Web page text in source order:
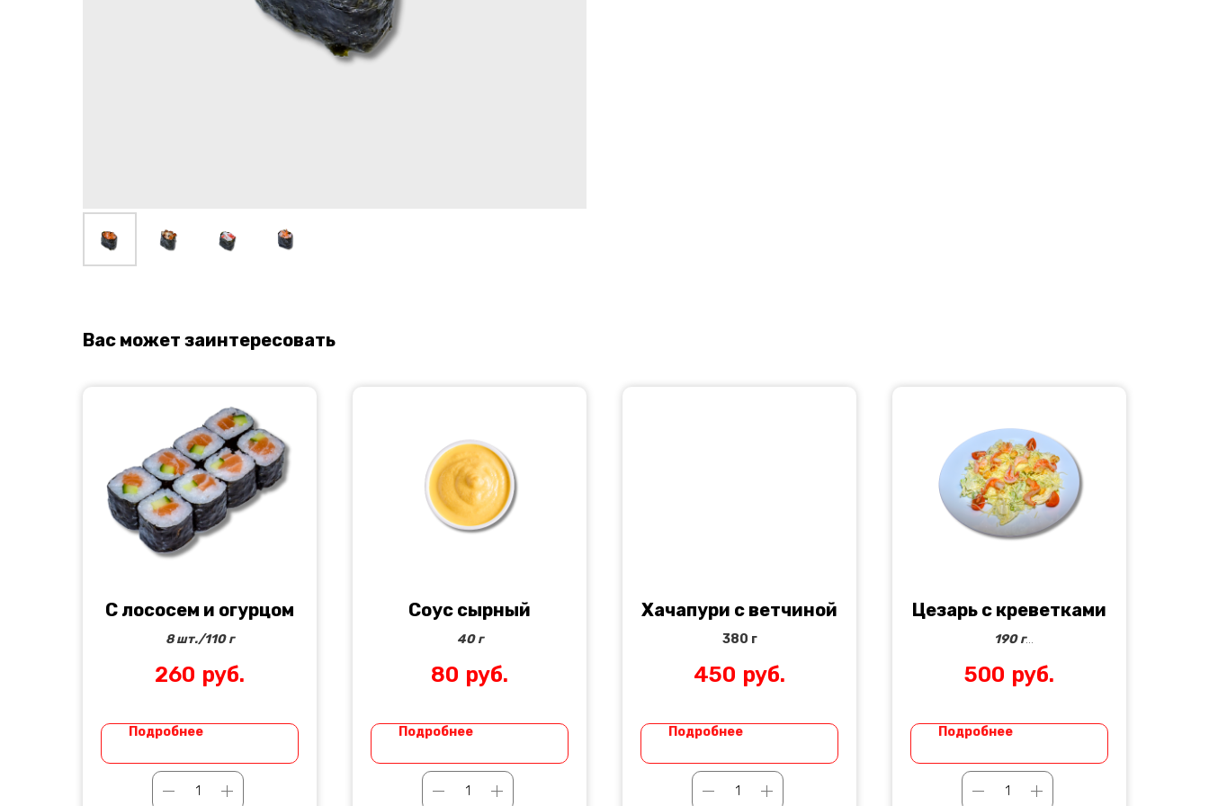
Вас может заинтересовать
С лососем и огурцом
8 шт./110 г
260 руб.
Подробнее
Соус сырный
40 г
80 руб.
Подробнее
Хачапури с ветчиной
380 г
450 руб.
Подробнее
Цезарь с креветками
190 г
Айсберг, помидоры черри, соус
500 руб.
Подробнее